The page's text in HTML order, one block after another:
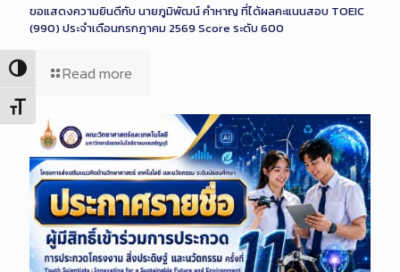
Toggle High Contrast
Toggle Font size
ขอแสดงความยินดีกับ นายภูมิพัฒน์ คำหาญ ที่ได้ผลคะแนนสอบ TOEIC
(990) ประจำเดือนกรกฎาคม 2569 Score ระดับ 600
Read more